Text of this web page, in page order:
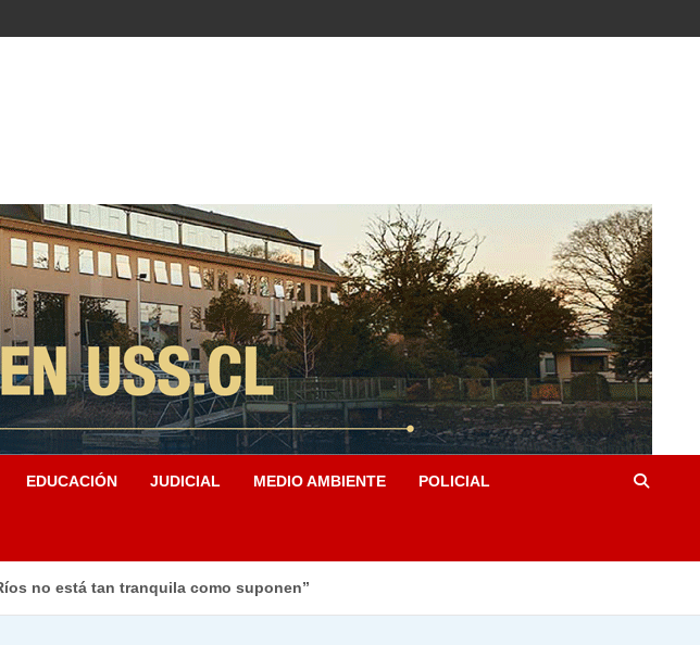
EDUCACIÓN JUDICIAL MEDIO AMBIENTE POLICIAL
no está tan tranquila como suponen”